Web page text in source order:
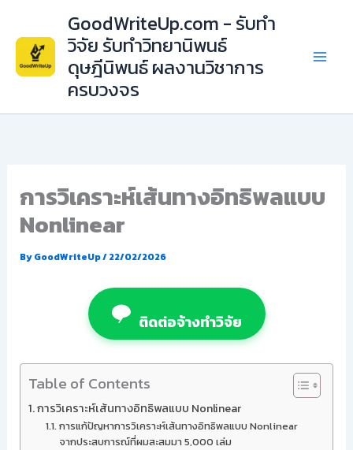
content
GoodWriteUp.com - รับทำ
วิจัย รับทำวิทยานิพนธ์
ดุษฎีนิพนธ์ ผลงานวิชาการ
ครบวงจร
การวิเคราะห์เส้นทางอิทธิพลแบบ
Nonlinear
ByGoodWriteUp/22/02/2026
ติดต่อจ้างทำวิจัย
Table of Contents
การวิเคราะห์เส้นทางอิทธิพลแบบ Nonlinear
การแก้ปัญหาการวิเคราะห์เส้นทางอิทธิพลแบบ Nonlinear
จากประสบการณ์ที่ผมสะสมมา 5,000 เล่ม